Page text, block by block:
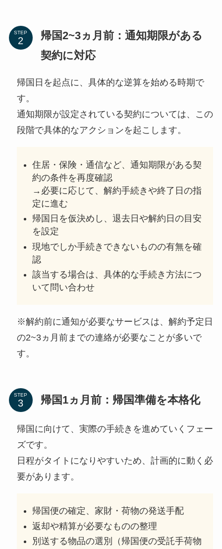
STEP
帰国2~3ヵ月前：通知期限がある
契約に対応
帰国日を起点に、具体的な逆算を始める時期で
す。
通知期限が設定されている契約については、この
段階で具体的なアクションを起こします。
住居・保険・通信など、通知期限がある契
約の条件を再度確認
→必要に応じて、解約手続きや終了日の指
定に進む
帰国日を仮決めし、退去日や解約日の目安
を設定
現地でしか手続きできないものの有無を確
認
該当する場合は、具体的な手続き方法につ
いて問い合わせ
※解約前に通知が必要なサービスは、解約予定日
の2~3ヵ月前までの連絡が必要なことが多いで
す。
STEP 帰国1ヵ月前：帰国準備を本格化
帰国に向けて、実際の手続きを進めていくフェー
ズです。
日程がタイトになりやすいため、計画的に動く必
要があります。
帰国便の確定、家財・荷物の発送手配
返却や精算が必要なものの整理
別送する物品の選別（帰国便の受託手荷物